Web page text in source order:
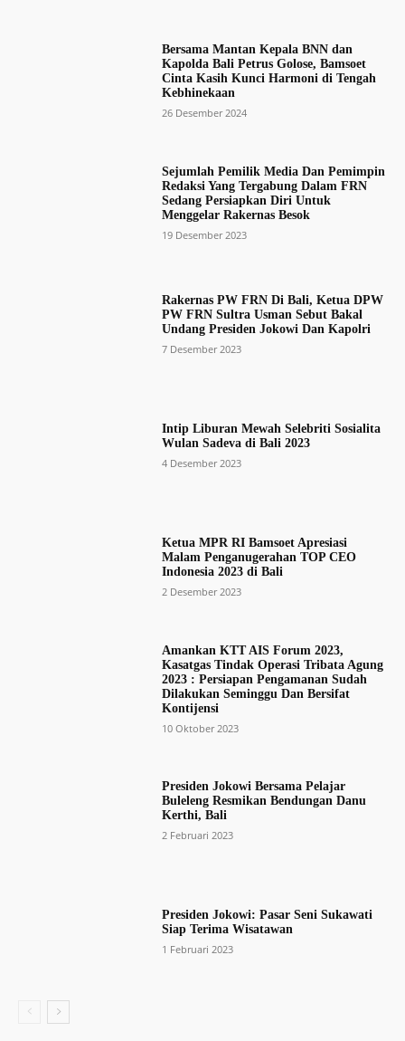
Bersama Mantan Kepala BNN dan
Kapolda Bali Petrus Golose, Bamsoet
Cinta Kasih Kunci Harmoni di Tengah
Kebhinekaan
26 Desember 2024
Sejumlah Pemilik Media Dan Pemimpin
Redaksi Yang Tergabung Dalam FRN
Sedang Persiapkan Diri Untuk
Menggelar Rakernas Besok
19 Desember 2023
Rakernas PW FRN Di Bali, Ketua DPW
PW FRN Sultra Usman Sebut Bakal
Undang Presiden Jokowi Dan Kapolri
7 Desember 2023
Intip Liburan Mewah Selebriti Sosialita
Wulan Sadeva di Bali 2023
4 Desember 2023
Ketua MPR RI Bamsoet Apresiasi
Malam Penganugerahan TOP CEO
Indonesia 2023 di Bali
2 Desember 2023
Amankan KTT AIS Forum 2023,
Kasatgas Tindak Operasi Tribata Agung
2023 : Persiapan Pengamanan Sudah
Dilakukan Seminggu Dan Bersifat
Kontijensi
10 Oktober 2023
Presiden Jokowi Bersama Pelajar
Buleleng Resmikan Bendungan Danu
Kerthi, Bali
2 Februari 2023
Presiden Jokowi: Pasar Seni Sukawati
Siap Terima Wisatawan
1 Februari 2023